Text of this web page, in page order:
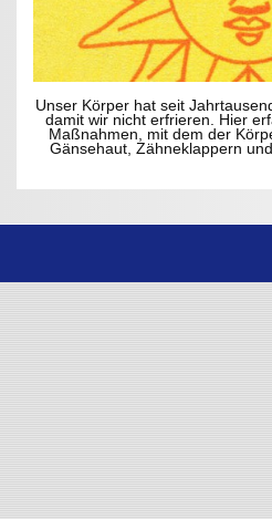
Unser Körper hat seit
damit wir nicht erfrieren. Hier
Maßnahmen, mit dem der
Gänsehaut, Zähneklappern